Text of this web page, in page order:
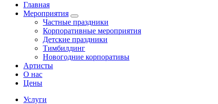
Главная
Мероприятия
Частные праздники
Корпоративные мероприятия
Детские праздники
Тимбилдинг
Новогодние корпоративы
Артисты
О нас
Цены
Услуги